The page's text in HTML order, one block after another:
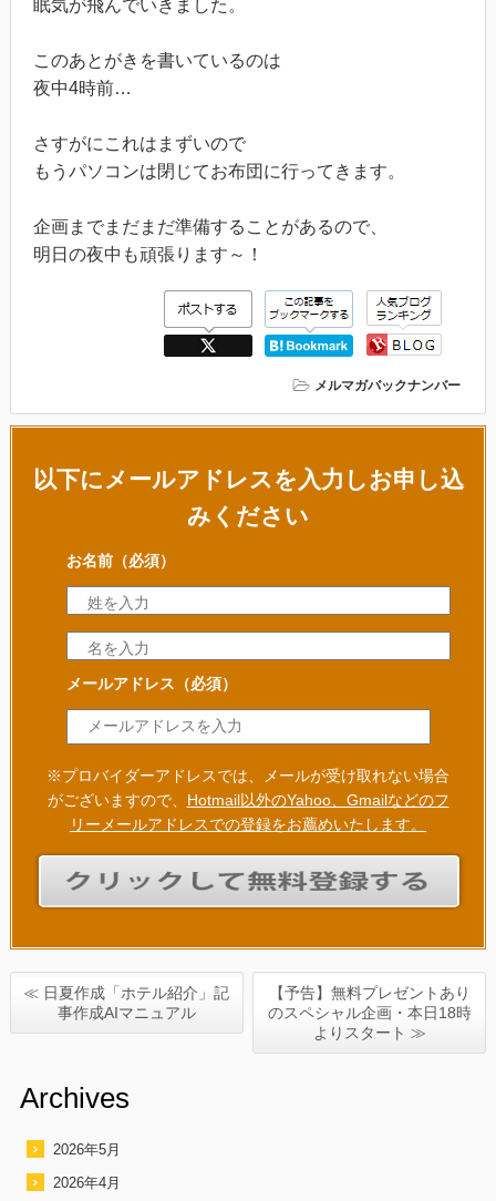
眠気が飛んでいきました。
このあとがきを書いているのは
夜中4時前…
さすがにこれはまずいので
もうパソコンは閉じてお布団に行ってきます。
企画までまだまだ準備することがあるので、
明日の夜中も頑張ります～！
メルマガバックナンバー
以下にメールアドレスを入力しお申し込
みください
お名前（必須）
メールアドレス （必須）
※プロバイダーアドレスでは、メールが受け取れない場合
がございますので、 Hotmail以外のYahoo、Gmailなどのフ
リーメールアドレスでの登録をお薦めいたします。
≪ 日夏作成「ホテル紹介」記
事作成AIマニュアル
【予告】無料プレゼントあり
のスペシャル企画・本日18時
よりスタート ≫
Archives
2026年5月
2026年4月